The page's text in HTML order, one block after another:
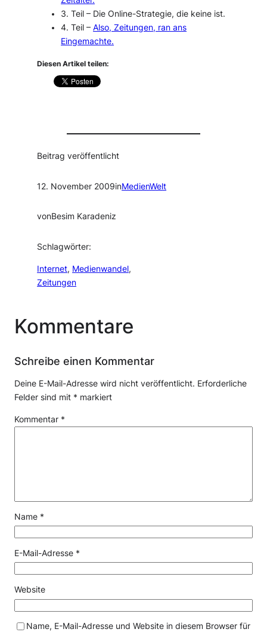
3. Teil – Die Online-Strategie, die keine ist.
4. Teil –Also, Zeitungen, ran ans
Eingemachte.
Diesen Artikel teilen:
Beitrag veröffentlicht
12. November 2009inMedienWelt
vonBesim Karadeniz
Schlagwörter:
Internet, Medienwandel
Zeitungen
Kommentare
Schreibe einen Kommentar
Deine E-Mail-Adresse wird nicht veröffentlicht. Erforderliche
Felder sind mit * markiert
Kommentar *
Name *
E-Mail-Adresse *
Website
Name, E-Mail-Adresse und Website in diesem Browser für